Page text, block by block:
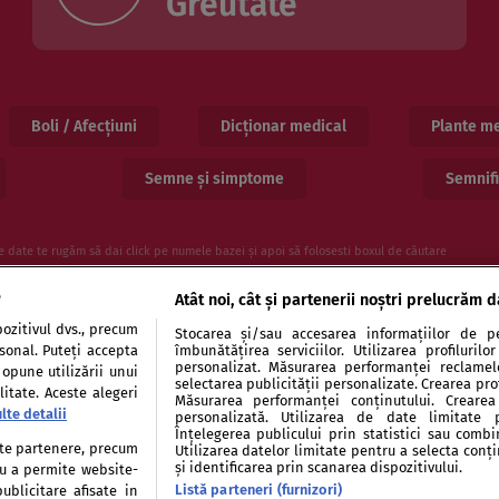
Boli / Afecțiuni Dicționar medical Plante
Semne și simptome
date te rugăm să dai click pe numele bazei și apoi să folosesti boxul de căutare
Politica de cookies Publicitate
dvs., precum
Puteți accepta
utilizării unui
Aceste alegeri
detalii
partenere, precum
a permite website-
afisate in
Atât noi, cât și partenerii noștri prelucrăm
Stocarea și/sau accesarea informațiilor de
îmbunătățirea serviciilor. Utilizarea
personalizat. Măsurarea performanței
selectarea publicității personalizate. Crearea
Măsurarea performanței conținutului.
personalizată. Utilizarea de date limitate
Înțelegerea publicului prin statistici sau
Utilizarea datelor limitate pentru a selecta
și identificarea prin scanarea dispozitivului.
Listă parteneri (furnizori)